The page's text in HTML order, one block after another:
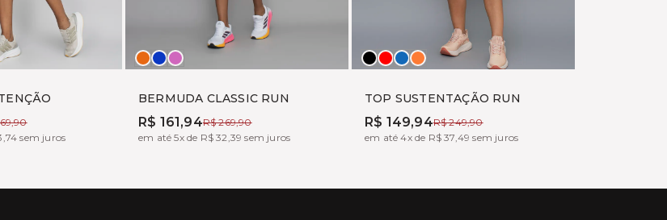
sem juros
BERMUDA CLASSIC RUN
R$ 161,94R$ 269,90
em até 5x de R$ 32,39 sem juros
LARANJA
PALACE
PINK
TOP SUSTENTAÇÃO RUN
R$ 149,94R$ 249,90
em até 4x de R$ 37,49 sem juros
PretoVermelho
MARINE
PITAYA